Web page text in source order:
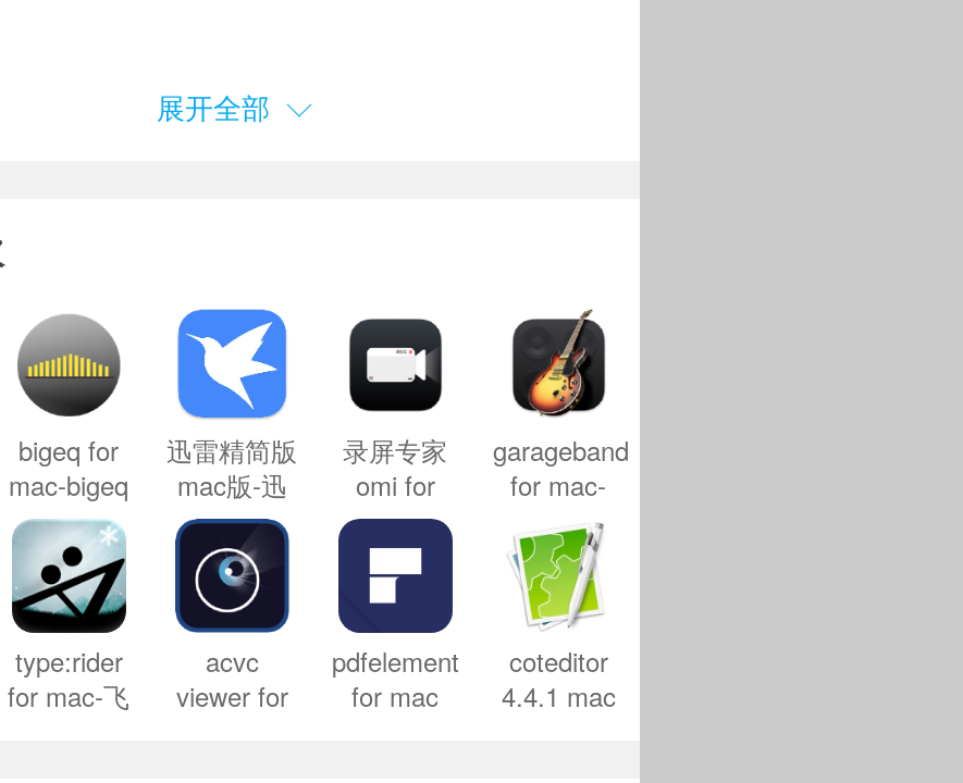
。在你兼容的苹果设备上分享预设、音色和应用
成引擎（ASE）。一种令人兴奋的穆格技术，允
展开全部
bigeq for
mac-bigeq
mac版下载
v1.2
迅雷精简版
mac版-迅
雷精简版
for mac下
载
v5.0.3.65598
录屏专家
omi for
mac-录屏
专家omi
mac版下载
v1.0.6
garageband
for mac-
garageband
mac版下载
v10.4.7
type:rider
for mac-飞
acvc
viewer for
pdfelement
for mac
coteditor
4.4.1 mac